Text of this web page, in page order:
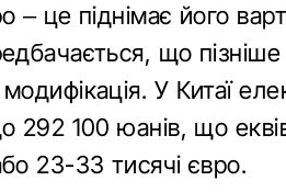
– це піднімає його
що пізніше
У Китаї
292 100 юанів, що
23-33 тисячі євро.